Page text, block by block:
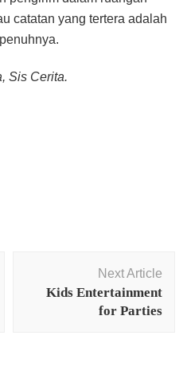
catatan yang tertera adalah
Sis Cerita.
Next Article
Kids Entertainment
for Parties